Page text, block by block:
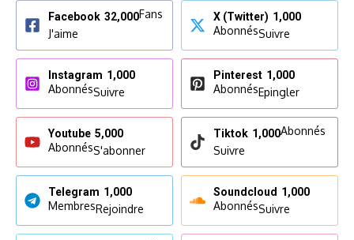
Facebook 32,000Fans
J'aime
X (Twitter) 1,000
AbonnésSuivre
Instagram 1,000
AbonnésSuivre
Pinterest 1,000
AbonnésEpingler
Youtube 5,000
AbonnésS'abonner
Tiktok 1,000Abonnés
Suivre
Telegram 1,000
MembresRejoindre
Soundcloud 1,000
AbonnésSuivre